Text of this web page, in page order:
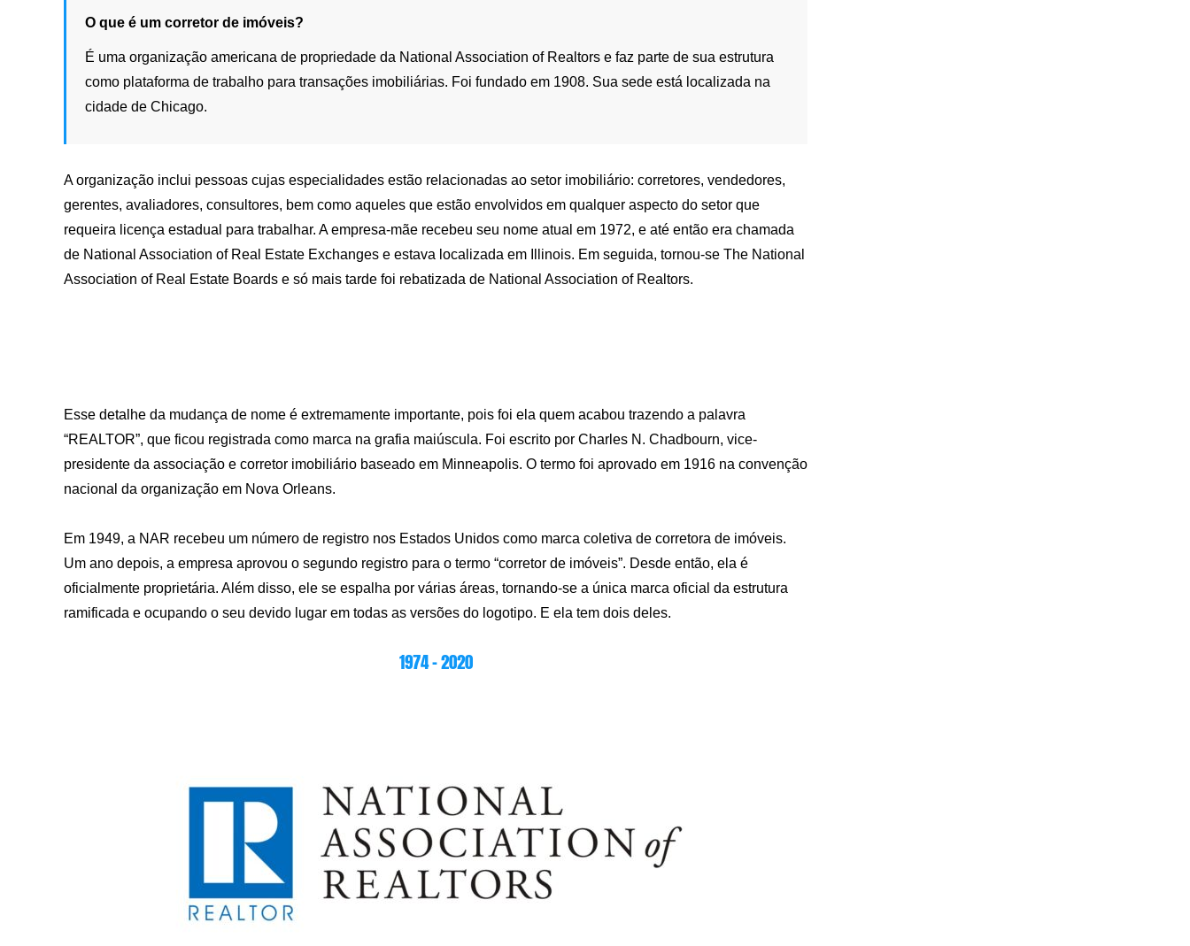
O que é um corretor de imóveis?
É uma organização americana de propriedade da National Association of Realtors e faz parte de sua estrutura
como plataforma de trabalho para transações imobiliárias. Foi fundado em 1908. Sua sede está localizada na
cidade de Chicago.
A organização inclui pessoas cujas especialidades estão relacionadas ao setor imobiliário: corretores, vendedores,
gerentes, avaliadores, consultores, bem como aqueles que estão envolvidos em qualquer aspecto do setor que
requeira licença estadual para trabalhar. A empresa-mãe recebeu seu nome atual em 1972, e até então era chamada
de National Association of Real Estate Exchanges e estava localizada em Illinois. Em seguida, tornou-se The National
Association of Real Estate Boards e só mais tarde foi rebatizada de National Association of Realtors.
Esse detalhe da mudança de nome é extremamente importante, pois foi ela quem acabou trazendo a palavra
“REALTOR”, que ficou registrada como marca na grafia maiúscula. Foi escrito por Charles N. Chadbourn, vice-
presidente da associação e corretor imobiliário baseado em Minneapolis. O termo foi aprovado em 1916 na convenção
nacional da organização em Nova Orleans.
Em 1949, a NAR recebeu um número de registro nos Estados Unidos como marca coletiva de corretora de imóveis.
Um ano depois, a empresa aprovou o segundo registro para o termo “corretor de imóveis”. Desde então, ela é
oficialmente proprietária. Além disso, ele se espalha por várias áreas, tornando-se a única marca oficial da estrutura
ramificada e ocupando o seu devido lugar em todas as versões do logotipo. E ela tem dois deles.
1974 – 2020